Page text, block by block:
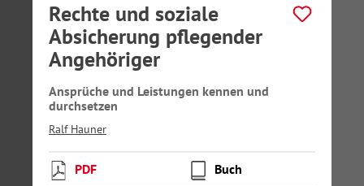
Rechte und soziale
Absicherung pflegender
Angehöriger
Ansprüche und Leistungen kennen und
durchsetzen
Ralf Hauner
PDF Buch